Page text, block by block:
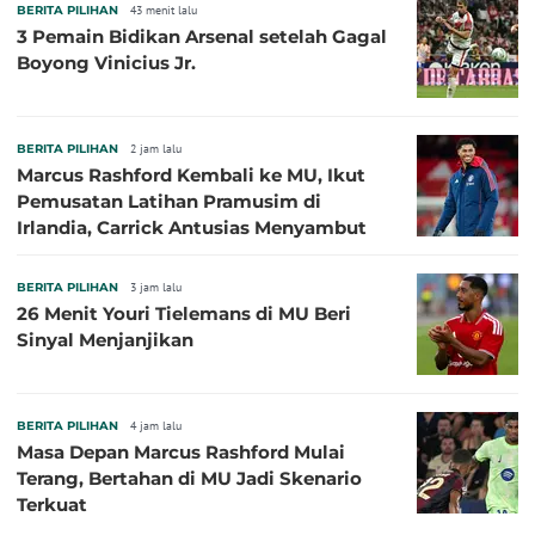
BERITA PILIHAN 43 menit lalu
3 Pemain Bidikan Arsenal setelah Gagal
Boyong Vinicius Jr.
BERITA PILIHAN 2 jam lalu
Marcus Rashford Kembali ke MU, Ikut
Pemusatan Latihan Pramusim di
Irlandia, Carrick Antusias Menyambut
BERITA PILIHAN 3 jam lalu
26 Menit Youri Tielemans di MU Beri
Sinyal Menjanjikan
BERITA PILIHAN 4 jam lalu
Masa Depan Marcus Rashford Mulai
Terang, Bertahan di MU Jadi Skenario
Terkuat